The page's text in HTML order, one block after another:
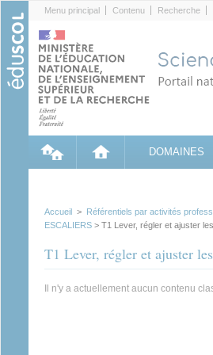
Menu principal Contenu Recherche
DOMAINES
Accueil > Référentiels par activités
ESCALIERS > T1 Lever, régler et ajuster
T1 Lever, régler et ajuster
Il n'y a actuellement aucun contenu